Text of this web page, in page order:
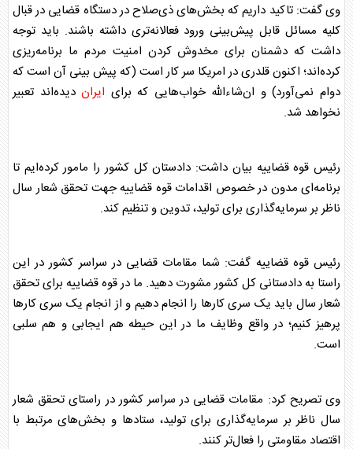
وی گفت: تاکید داریم که بخش‌های ذی‌صلاح در دستگاه قضایی در قبال
کلیه مسائل قابل پیش‌بینی ورود فعالانه‌تری داشته باشند. باید توجه
داشت که دشمنان برای مخدوش کردن امنیت مردم ما برنامه‌ریزی
کرده‌اند؛ اکنون قلدری در امریکا سر کار است (که پیش بینی آن است که
دوام نمی‌آورد) و ان‌شاءالله خواب‌هایی که برای ایراندیده‌اند تعبیر
نخواهد شد.
رئیس قوه قضاییه بیان داشت: دادستان کل کشور را مامور کرده‌ایم تا
برنامه‌ای مدون در خصوص اقداماتقوه قضاییهجهت تحقق شعار سال
ناظر بر سرمایه‌گذاری برای تولید، تدوین و تنظیم کند.
رئیسقوه قضاییه گفت: شما مقامات قضایی در سراسر کشور در این
راستا به دادستانی کل کشور مشورت دهید. ما درقوه قضاییه برای تحقق
شعار سال باید یک سری کار‌ها را انجام دهیم و از انجام یک سری کار‌ها
پرهیز کنیم؛ در واقع وظایف ما در این حیطه هم ایجابی و هم سلبی
است.
وی تصریح کرد: مقامات قضایی در سراسر کشور در راستای تحقق شعار
سال ناظر بر سرمایه‌گذاری برای تولید، ستاد‌ها و بخش‌های مرتبط با
اقتصاد مقاومتی را فعال‌تر کنند.